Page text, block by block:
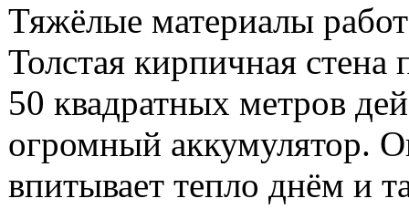
Тяжёлые материалы
Толстая кирпичная
50 квадратных метров
огромный аккумулятор.
впитывает тепло днём и